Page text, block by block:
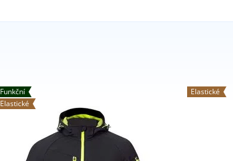
Funkční
Elastické
Elastické